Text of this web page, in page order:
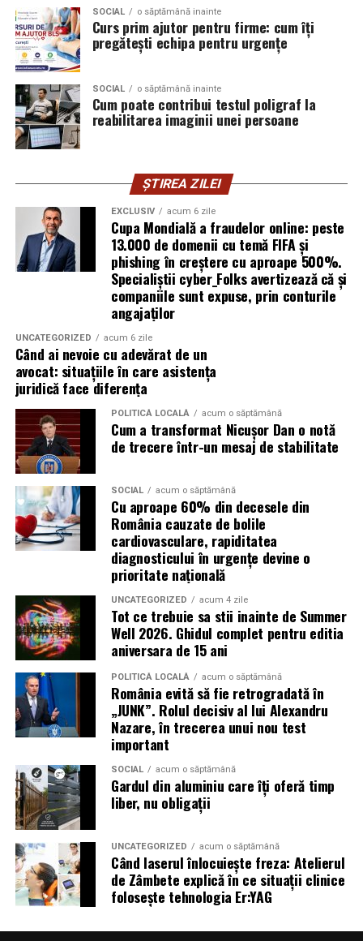
microclimei.
Dispozitivele de suflare (cum ar fi ventilatoare /
generatoare de aerosol) pot produce particule mari
sau variaţii în concentrația de sare, ceea ce reduce
eficiența. AREC evită aceste probleme.
Pentru cine este utilă terapia
Procedeul AREC este recomandat pentru:
Copii și adulți cu astm bronșic
Persoane cubronșite cronice, alergii
respiratorii
Pacienți post-infecţii respiratorii acute care încă au
sechele (secreţii, dificultăţi de respiraţie)
Persoane care doresc să reducă consumul de
medicamente respiratorii
Cei care caută terapii naturale, fără efecte adverse
puternice și în medii controlate
Cum să începi terapia la
Respysal
Contact și programare – te poţi programa prin
site-ul nostru sau telefonic. Adresa în Oradea,
Strada Camille Flammarion nr. 2A, bloc AN11, ap. 16.
Evaluare inițială – anamneză, istoricul medical,
evaluarea simptomelor respiratorii.
Plan de tratament
– se stabilesc numărul de
ședinţe recomandate (de exemplu 20 pentru un
curs complet în cazul astmului).
Ședințe de inhalare în camera AREC– participi la
ședințe regulate, inhalezi aer cu particule de sare
uscată încărcate electric.
Monitorizare și ajustare– evaluări periodice
pentru a măsura ameliorările și ajustarea
tratamentului dacă este necesar.
De ce să alegiRespysal
SOCIAL o săptămână inainte
Curs prim ajutor pentru firme: cum îți
pregătești echipa pentru urgențe
SOCIAL o săptămână inainte
Cum poate contribui testul poligraf la
reabilitarea imaginii unei persoane
ȘTIREA ZILEI
EXCLUSIV acum 6 zile
Cupa Mondială a fraudelor online: peste
13.000 de domenii cu temă FIFA și
phishing în creștere cu aproape 500%.
Specialiștii cyber_Folks avertizează că și
companiile sunt expuse, prin conturile
angajaților
UNCATEGORIZED acum 6 zile
Când ai nevoie cu adevărat de un
avocat: situațiile în care asistența
juridică face diferența
POLITICĂ LOCALĂ acum o săptămână
Cum a transformat Nicușor Dan o notă
de trecere într-un mesaj de stabilitate
SOCIAL acum o săptămână
Cu aproape 60% din decesele din
România cauzate de bolile
cardiovasculare, rapiditatea
diagnosticului în urgențe devine o
prioritate națională
UNCATEGORIZED acum 4 zile
Tot ce trebuie sa stii inainte de Summer
Well 2026. Ghidul complet pentru editia
aniversara de 15 ani
POLITICĂ LOCALĂ acum o săptămână
România evită să fie retrogradată în
„JUNK”. Rolul decisiv al lui Alexandru
Nazare, în trecerea unui nou test
important
SOCIAL acum o săptămână
Gardul din aluminiu care îți oferă timp
liber, nu obligații
UNCATEGORIZED acum o săptămână
Când laserul înlocuiește freza: Atelierul
de Zâmbete explică în ce situații clinice
folosește tehnologia Er:YAG